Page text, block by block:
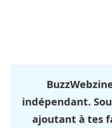
indépendant.
ajoutant à tes